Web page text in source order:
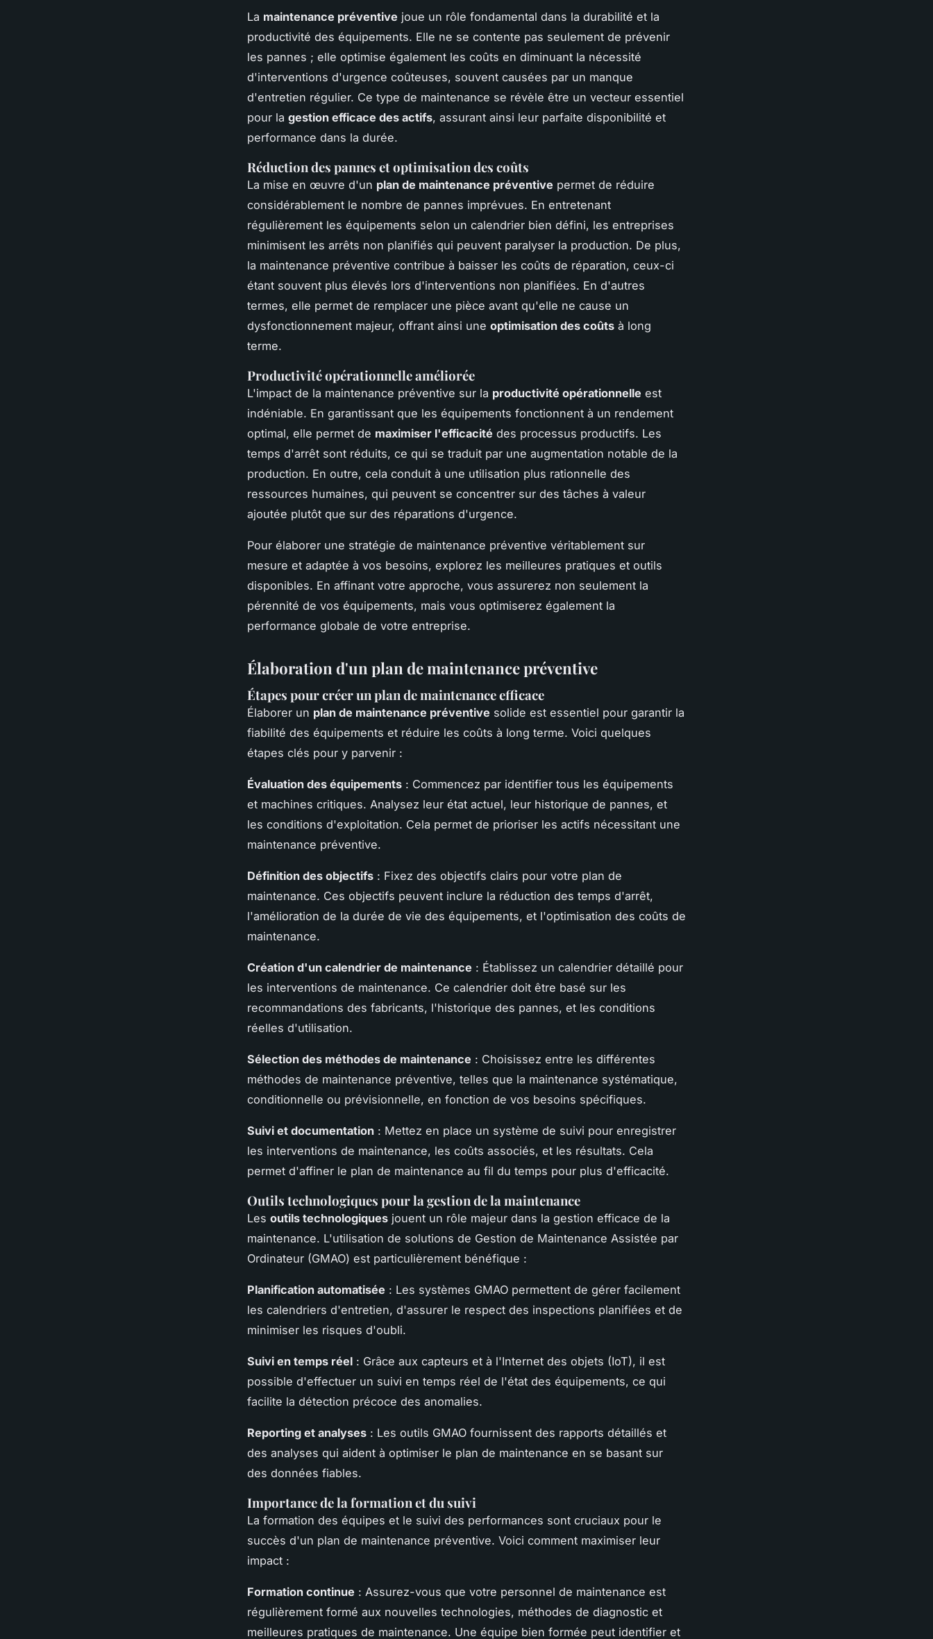
La maintenance préventive joue un rôle fondamental dans la durabilité et la
productivité des équipements. Elle ne se contente pas seulement de prévenir
les pannes ; elle optimise également les coûts en diminuant la nécessité
d'interventions d'urgence coûteuses, souvent causées par un manque
d'entretien régulier. Ce type de maintenance se révèle être un vecteur essentiel
pour la gestion efficace des actifs, assurant ainsi leur parfaite disponibilité et
performance dans la durée.
Réduction des pannes et optimisation des coûts
La mise en œuvre d'un plan de maintenance préventive permet de réduire
considérablement le nombre de pannes imprévues. En entretenant
régulièrement les équipements selon un calendrier bien défini, les entreprises
minimisent les arrêts non planifiés qui peuvent paralyser la production. De plus,
la maintenance préventive contribue à baisser les coûts de réparation, ceux-ci
étant souvent plus élevés lors d'interventions non planifiées. En d'autres
termes, elle permet de remplacer une pièce avant qu'elle ne cause un
dysfonctionnement majeur, offrant ainsi une optimisation des coûts à long
terme.
Productivité opérationnelle améliorée
L'impact de la maintenance préventive sur la productivité opérationnelle est
indéniable. En garantissant que les équipements fonctionnent à un rendement
optimal, elle permet de maximiser l'efficacité des processus productifs. Les
temps d'arrêt sont réduits, ce qui se traduit par une augmentation notable de la
production. En outre, cela conduit à une utilisation plus rationnelle des
ressources humaines, qui peuvent se concentrer sur des tâches à valeur
ajoutée plutôt que sur des réparations d'urgence.
Pour élaborer une stratégie de maintenance préventive véritablement sur
mesure et adaptée à vos besoins, explorez les meilleures pratiques et outils
disponibles. En affinant votre approche, vous assurerez non seulement la
pérennité de vos équipements, mais vous optimiserez également la
performance globale de votre entreprise.
Élaboration d'un plan de maintenance préventive
Étapes pour créer un plan de maintenance efficace
Élaborer un plan de maintenance préventive solide est essentiel pour garantir la
fiabilité des équipements et réduire les coûts à long terme. Voici quelques
étapes clés pour y parvenir :
Évaluation des équipements : Commencez par identifier tous les équipements
et machines critiques. Analysez leur état actuel, leur historique de pannes, et
les conditions d'exploitation. Cela permet de prioriser les actifs nécessitant une
maintenance préventive.
Définition des objectifs : Fixez des objectifs clairs pour votre plan de
maintenance. Ces objectifs peuvent inclure la réduction des temps d'arrêt,
l'amélioration de la durée de vie des équipements, et l'optimisation des coûts de
maintenance.
Création d'un calendrier de maintenance : Établissez un calendrier détaillé pour
les interventions de maintenance. Ce calendrier doit être basé sur les
recommandations des fabricants, l'historique des pannes, et les conditions
réelles d'utilisation.
Sélection des méthodes de maintenance : Choisissez entre les différentes
méthodes de maintenance préventive, telles que la maintenance systématique,
conditionnelle ou prévisionnelle, en fonction de vos besoins spécifiques.
Suivi et documentation : Mettez en place un système de suivi pour enregistrer
les interventions de maintenance, les coûts associés, et les résultats. Cela
permet d'affiner le plan de maintenance au fil du temps pour plus d'efficacité.
Outils technologiques pour la gestion de la maintenance
Les outils technologiques jouent un rôle majeur dans la gestion efficace de la
maintenance. L'utilisation de solutions de Gestion de Maintenance Assistée par
Ordinateur (GMAO) est particulièrement bénéfique :
Planification automatisée : Les systèmes GMAO permettent de gérer facilement
les calendriers d'entretien, d'assurer le respect des inspections planifiées et de
minimiser les risques d'oubli.
Suivi en temps réel : Grâce aux capteurs et à l'Internet des objets (IoT), il est
possible d'effectuer un suivi en temps réel de l'état des équipements, ce qui
facilite la détection précoce des anomalies.
Reporting et analyses : Les outils GMAO fournissent des rapports détaillés et
des analyses qui aident à optimiser le plan de maintenance en se basant sur
des données fiables.
Importance de la formation et du suivi
La formation des équipes et le suivi des performances sont cruciaux pour le
succès d'un plan de maintenance préventive. Voici comment maximiser leur
impact :
Formation continue : Assurez-vous que votre personnel de maintenance est
régulièrement formé aux nouvelles technologies, méthodes de diagnostic et
meilleures pratiques de maintenance. Une équipe bien formée peut identifier et